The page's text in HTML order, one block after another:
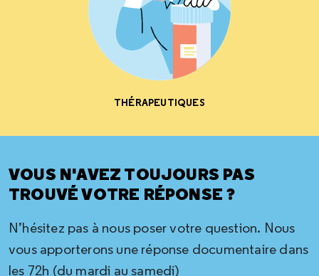
THÉRAPEUTIQUES
VOUS N'AVEZ TOUJOURS PAS
TROUVÉ VOTRE RÉPONSE ?
N’hésitez pas à nous poser votre question. Nous
vous apporterons une réponse documentaire dans
les 72h (du mardi au samedi)